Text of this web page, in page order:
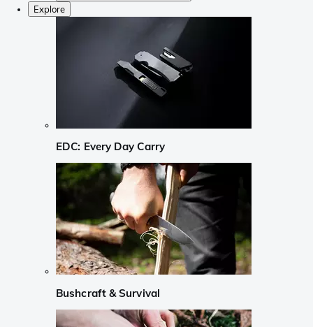
Explore
EDC: Every Day Carry
Bushcraft & Survival